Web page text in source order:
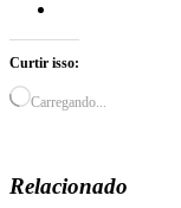
Curtir isso:
Carregando...
Relacionado